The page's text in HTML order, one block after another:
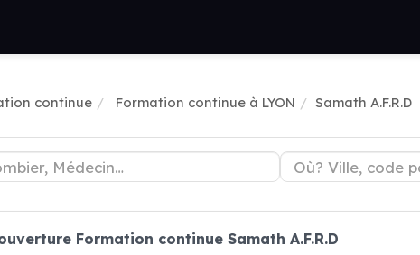
continue Formation continue à LYON Samath A.F.R.D
Formation continue Samath A.F.R.D